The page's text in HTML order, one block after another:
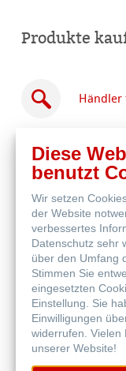
Produkte
Händler
Online
kaufen
Weitere
Diese
benutzt
Wir setzen
der Website
verbessertes
Datenschutz sehr
über den Umfang
Stimmen Sie
eingesetzten
Einstellung. Sie
Einwilligungen
widerrufen. Vielen
unserer Website!